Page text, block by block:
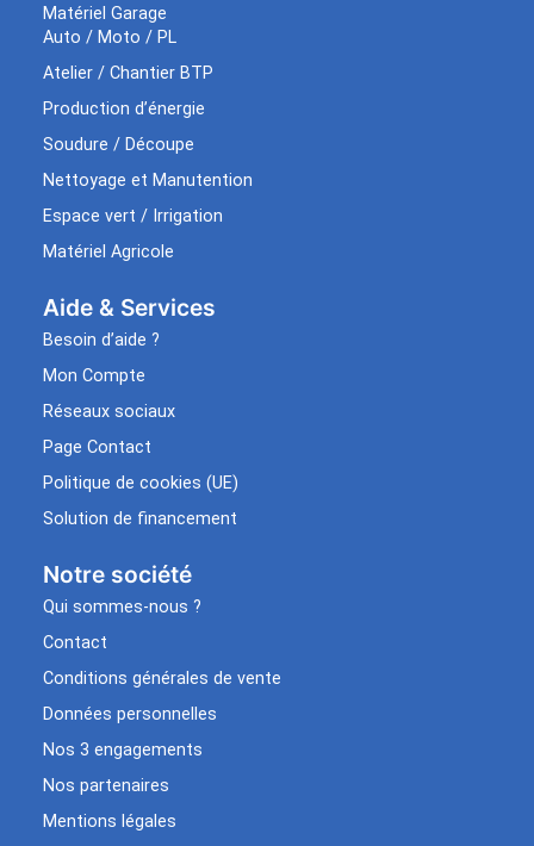
Matériel Garage
Auto / Moto / PL
Atelier / Chantier BTP
Production d’énergie
Soudure / Découpe
Nettoyage et Manutention
Espace vert / Irrigation
Matériel Agricole
Aide & Services​
Besoin d’aide ?
Mon Compte
Réseaux sociaux
Page Contact
Politique de cookies (UE)
Solution de financement
Notre société
Qui sommes-nous ?
Contact
Conditions générales de vente
Données personnelles
Nos 3 engagements
Nos partenaires
Mentions légales